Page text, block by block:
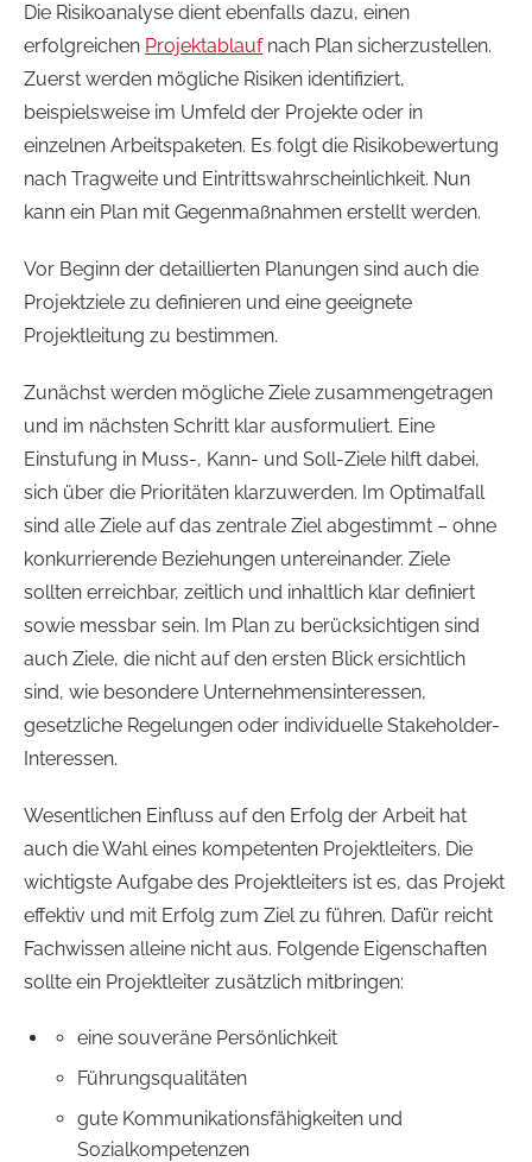
Die Risikoanalyse dient ebenfalls dazu, einen
erfolgreichen Projektablaufnach Plan sicherzustellen.
Zuerst werden mögliche Risiken identifiziert,
beispielsweise im Umfeld der Projekte oder in
einzelnen Arbeitspaketen. Es folgt die Risikobewertung
nach Tragweite und Eintrittswahrscheinlichkeit. Nun
kann ein Plan mit Gegenmaßnahmen erstellt werden.
Vor Beginn der detaillierten Planungen sind auch die
Projektziele zu definieren und eine geeignete
Projektleitung zu bestimmen.
Zunächst werden mögliche Ziele zusammengetragen
und im nächsten Schritt klar ausformuliert. Eine
Einstufung in Muss-, Kann- und Soll-Ziele hilft dabei,
sich über die Prioritäten klarzuwerden. Im Optimalfall
sind alle Ziele auf das zentrale Ziel abgestimmt – ohne
konkurrierende Beziehungen untereinander. Ziele
sollten erreichbar, zeitlich und inhaltlich klar definiert
sowie messbar sein. Im Plan zu berücksichtigen sind
auch Ziele, die nicht auf den ersten Blick ersichtlich
sind, wie besondere Unternehmensinteressen,
gesetzliche Regelungen oder individuelle Stakeholder-
Interessen.
Wesentlichen Einfluss auf den Erfolg der Arbeit hat
auch die Wahl eines kompetenten Projektleiters. Die
wichtigste Aufgabe des Projektleiters ist es, das Projekt
effektiv und mit Erfolg zum Ziel zu führen. Dafür reicht
Fachwissen alleine nicht aus. Folgende Eigenschaften
sollte ein Projektleiter zusätzlich mitbringen:
eine souveräne Persönlichkeit
Führungsqualitäten
gute Kommunikationsfähigkeiten und
Sozialkompetenzen